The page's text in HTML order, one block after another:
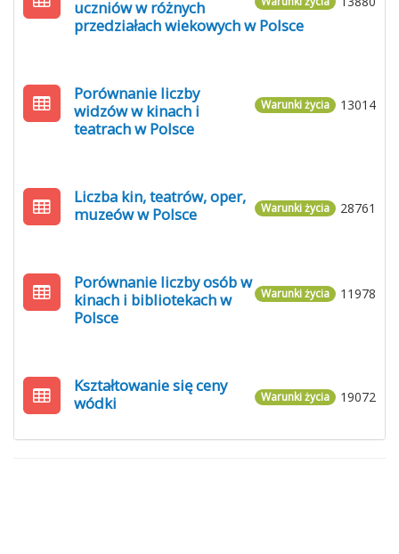
uczniów w różnych
przedziałach wiekowych w Polsce
13014
Warunki życia
Porównanie liczby
widzów w kinach i
teatrach w Polsce
28761
Warunki życia
Liczba kin, teatrów, oper,
muzeów w Polsce
11978
Warunki życia
Porównanie liczby osób w
kinach i bibliotekach w
Polsce
19072
Warunki życia
Kształtowanie się ceny
wódki